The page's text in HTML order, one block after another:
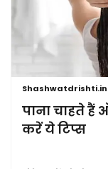
Shashwatdrishti.in
पाना चाहते हैं
करें ये टिप्स